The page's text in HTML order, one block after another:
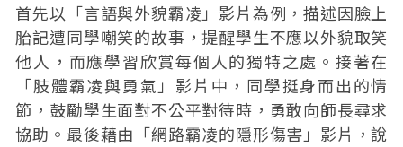
首先以「言語與外貌霸凌」影片為例，描述因臉上
胎記遭同學嘲笑的故事，提醒學生不應以外貌取笑
他人，而應學習欣賞每個人的獨特之處。接著在
「肢體霸凌與勇氣」影片中，同學挺身而出的情
節，鼓勵學生面對不公平對待時，勇敢向師長尋求
協助。最後藉由「網路霸凌的隱形傷害」影片，說